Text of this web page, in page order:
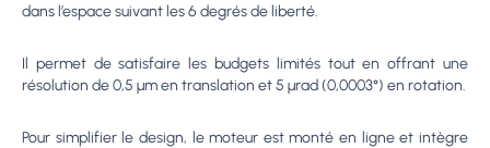
dans l’espace suivant les 6 degrés de liberté.
Il permet de satisfaire les budgets limités tout en offrant une
résolution de 0,5 µm en translation et 5 µrad (0,0003°) en rotation.
Pour simplifier le design, le moteur est monté en ligne et intègre